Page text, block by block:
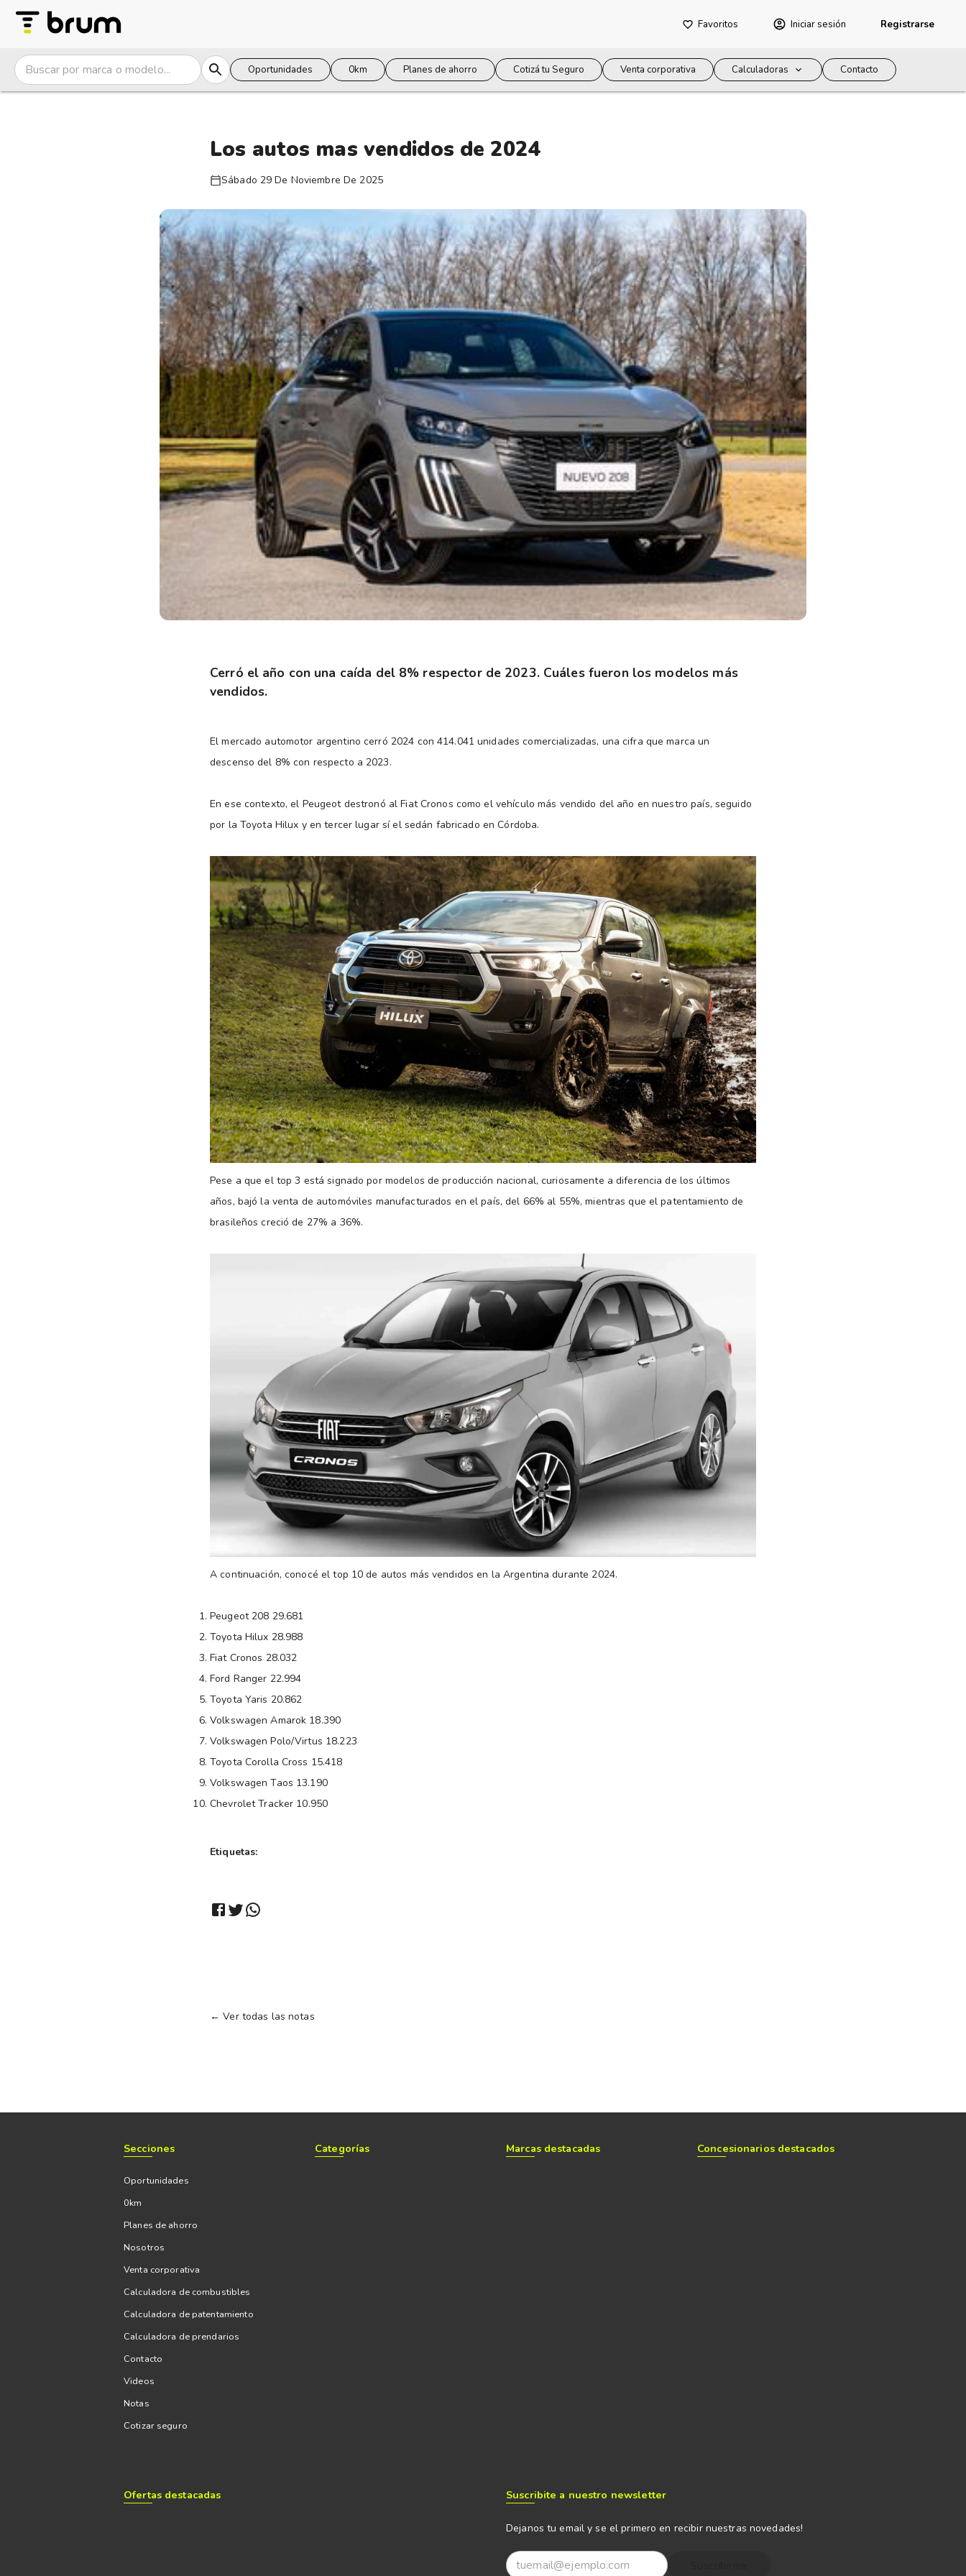
Favoritos Iniciar sesión Registrarse
Oportunidades 0km Planes de ahorro Cotizá tu Seguro Venta corporativa Calculadoras Contacto
Los autos mas vendidos de 2024
Sábado 29 De Noviembre De 2025
Cerró el año con una caída del 8% respector de 2023. Cuáles fueron los modelos más
vendidos.
El mercado automotor argentino cerró 2024 con 414.041 unidades comercializadas, una cifra que marca un
descenso del 8% con respecto a 2023.
En ese contexto, el Peugeot destronó al Fiat Cronos como el vehículo más vendido del año en nuestro país, seguido
por la Toyota Hilux y en tercer lugar sí el sedán fabricado en Córdoba.
Pese a que el top 3 está signado por modelos de producción nacional, curiosamente a diferencia de los últimos
años, bajó la venta de automóviles manufacturados en el país, del 66% al 55%, mientras que el patentamiento de
brasileños creció de 27% a 36%.
A continuación, conocé el top 10 de autos más vendidos en la Argentina durante 2024.
Peugeot 208 29.681
Toyota Hilux 28.988
Fiat Cronos 28.032
Ford Ranger 22.994
Toyota Yaris 20.862
Volkswagen Amarok 18.390
Volkswagen Polo/Virtus 18.223
Toyota Corolla Cross 15.418
Volkswagen Taos 13.190
Chevrolet Tracker 10.950
Etiquetas:
← Ver todas las notas
Secciones
Oportunidades
0km
Planes de ahorro
Nosotros
Venta corporativa
Calculadora de combustibles
Calculadora de patentamiento
Calculadora de prendarios
Contacto
Videos
Notas
Cotizar seguro
Categorías Marcas destacadas Concesionarios destacados
Ofertas destacadas Suscribite a nuestro newsletter
Dejanos tu email y se el primero en recibir nuestras novedades!